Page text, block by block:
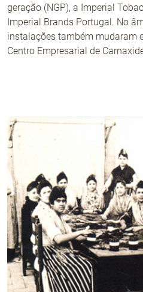
geração (NGP), a Imperial
Imperial Brands Portugal. No
instalações também mudaram
Centro Empresarial de